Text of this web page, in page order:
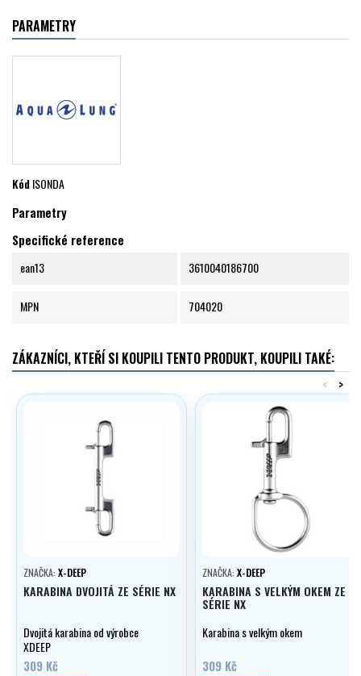
PARAMETRY
KódISONDA
Parametry
Specifické reference
ean13 3610040186700
MPN 704020
ZÁKAZNÍCI, KTEŘÍ SI KOUPILI TENTO PRODUKT, KOUPILI TAKÉ:
>
<
ZNAČKA: X-DEEP
KARABINA DVOJITÁ ZE SÉRIE NX
Dvojitá karabina od výrobce
XDEEP
309 Kč
ZNAČKA: X-DEEP
KARABINA S VELKÝM OKEM ZE
SÉRIE NX
Karabina s velkým okem
309 Kč